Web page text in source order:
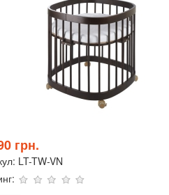
грн.
LT-TW-VN